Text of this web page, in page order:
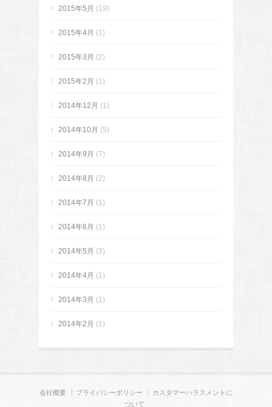
2015年5月 (19)
2015年4月 (1)
2015年3月 (2)
2015年2月 (1)
2014年12月 (1)
2014年10月 (5)
2014年9月 (7)
2014年8月 (2)
2014年7月 (1)
2014年6月 (1)
2014年5月 (3)
2014年4月 (1)
2014年3月 (1)
2014年2月 (1)
会社概要 プライバシーポリシー
カスタマーハラスメントに
ついて